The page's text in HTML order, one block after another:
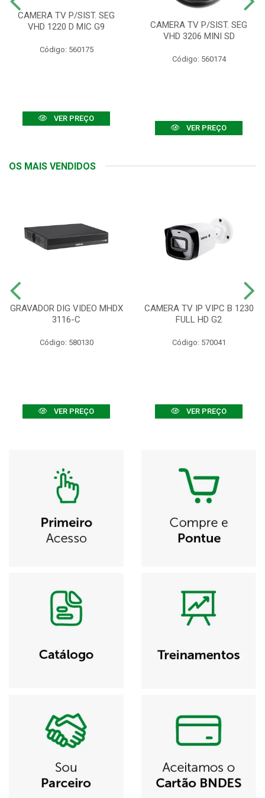
CAMERA TV P/SIST. SEG
VHD 1220 D MIC G9
Código: 560175
VER PREÇO
CAMERA TV P/SIST. SEG
VHD 3206 MINI SD
Código: 560174
VER PREÇO
OS MAIS VENDIDOS
GRAVADOR DIG VIDEO MHDX
3116-C
Código: 580130
VER PREÇO
CAMERA TV IP VIPC B 1230
FULL HD G2
Código: 570041
VER PREÇO